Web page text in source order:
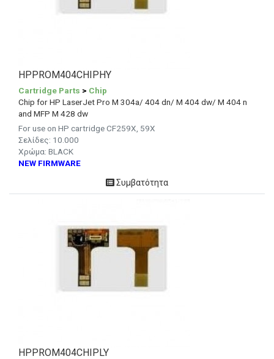
HPPROM404CHIPHY
Cartridge Parts > Chip
Chip for HP LaserJet Pro M 304a/ 404 dn/ M 404 dw/ M 404 n
and MFP M 428 dw
For use on HP cartridge CF259X, 59X
Σελίδες: 10.000
Χρώμα: BLACK
NEW FIRMWARE
Συμβατότητα
HPPROM404CHIPLY